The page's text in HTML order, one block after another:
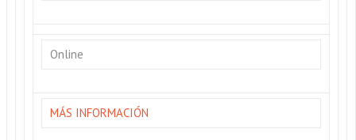
Online
MÁS INFORMACIÓN